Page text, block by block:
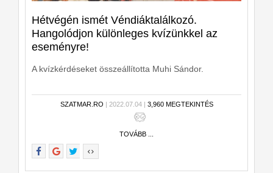
Hétvégén ismét Véndiáktalálkozó.
Hangolódjon különleges kvízünkkel az
eseményre!
A kvízkérdéseket összeállította Muhi Sándor.
SZATMAR.RO | 2022.07.04 | 3,960 MEGTEKINTÉS
TOVÁBB ...